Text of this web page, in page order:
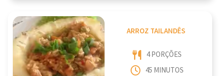
ARROZ TAILANDÊS
4 PORÇÕES
45 MINUTOS